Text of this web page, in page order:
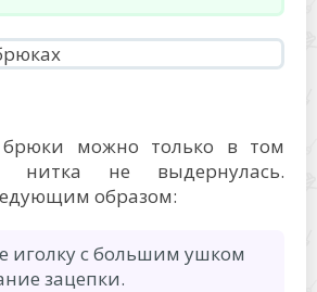
брюки можно только в том
нитка не выдернулась.
образом:
иголку с большим ушком
зацепки.